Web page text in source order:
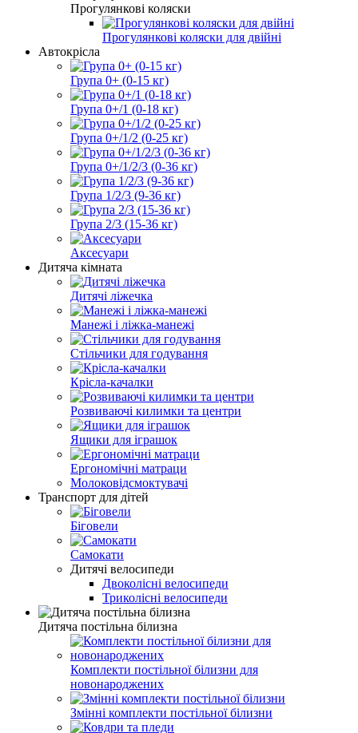
Прогулянкові коляски
Прогулянкові коляски для двійні
Автокрісла
Група 0+ (0-15 кг)
Група 0+/1 (0-18 кг)
Група 0+/1/2 (0-25 кг)
Група 0+/1/2/3 (0-36 кг)
Група 1/2/3 (9-36 кг)
Група 2/3 (15-36 кг)
Аксесуари
Дитяча кімната
Дитячі ліжечка
Манежі і ліжка-манежі
Стільчики для годування
Крісла-качалки
Розвиваючі килимки та центри
Ящики для іграшок
Ергономічні матраци
Молоковідсмоктувачі
Транспорт для дітей
Біговели
Самокати
Дитячі велосипеди
Двоколісні велосипеди
Триколісні велосипеди
Дитяча постільна білизна
Комплекти постільної білизни для
новонароджених
Змінні комплекти постільної білизни